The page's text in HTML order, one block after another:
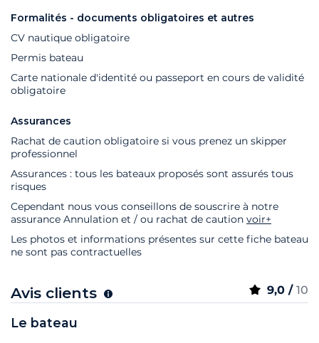
Formalités - documents obligatoires et autres
CV nautique obligatoire
Permis bateau
Carte nationale d'identité ou passeport en cours de validité
obligatoire
Assurances
Rachat de caution obligatoire si vous prenez un skipper
professionnel
Assurances : tous les bateaux proposés sont assurés tous
risques
Cependant nous vous conseillons de souscrire à notre
assurance Annulation et / ou rachat de caution voir+
Les photos et informations présentes sur cette fiche bateau
ne sont pas contractuelles
Avis clients 9,0 / 10
Le bateau